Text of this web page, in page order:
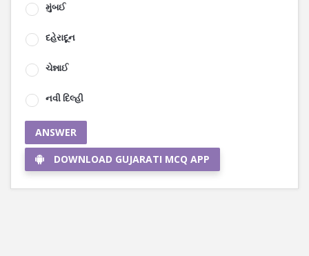
મુંબઈ
દહેરાદૂન
ચેન્નાઈ
નવી દિલ્હી
ANSWER
DOWNLOAD GUJARATI MCQ APP